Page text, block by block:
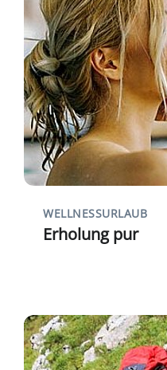
WELLNESSURLAUB
Erholung pur